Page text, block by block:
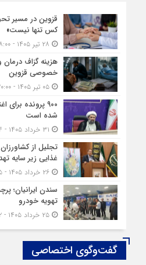
قزوین در مسیر
کس تنها نیست»
هزینه‌ گزاف
خصوصی قزوین
۰۵ تیر ۱۴۰۵ - ۲۰:۰۰
۹۰۰ پرونده
شده است
تجلیل از
غذایی زیر سایه
۲۶ خرداد ۱۴۰۵ - ۱۷:۴۵
سندن ایرانیان؛
تهویه خودرو
۲۵ خرداد ۱۴۰۵ - ۱۸:۲۲
گفت‌وگوی اختصاصی